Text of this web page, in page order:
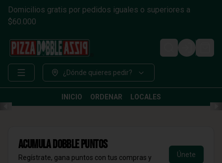
Domicilios gratis por pedidos iguales o superiores a
$60.000
Login
¿Dónde quieres pedir?
INICIO ORDENAR LOCALES
AcumulaDOBBLE Puntos
Regístrate, gana puntos con tus compras y
Únete